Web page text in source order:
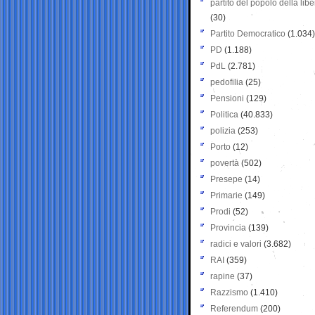
partito del popolo della
(30)
Partito Democratico (1.034)
PD (1.188)
PdL (2.781)
pedofilia (25)
Pensioni (129)
Politica (40.833)
polizia (253)
Porto (12)
povertà (502)
Presepe (14)
Primarie (149)
Prodi (52)
Provincia (139)
radici e valori (3.682)
RAI (359)
rapine (37)
Razzismo (1.410)
Referendum (200)